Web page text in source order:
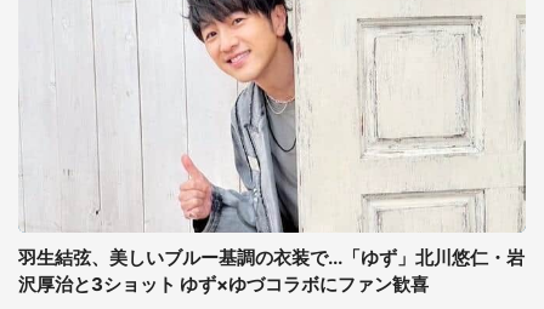
羽生結弦、美しいブルー基調の衣装で...「ゆず」北川悠仁・岩
沢厚治と3ショット ゆず×ゆづコラボにファン歓喜